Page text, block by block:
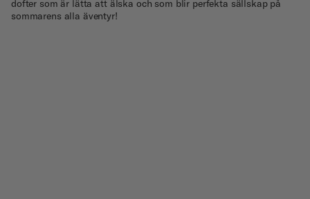
dofter som är lätta att älska och som blir perfekta sällskap på
sommarens alla äventyr!